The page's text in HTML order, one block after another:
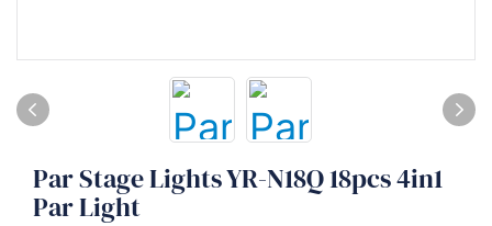
Par Stage Lights YR-N18Q 18pcs 4in1
Par Light